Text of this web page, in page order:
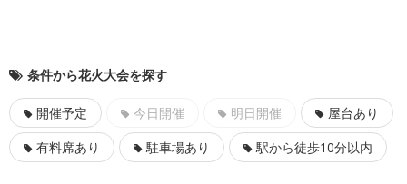
条件から花火大会を探す
開催予定 今日開催 明日開催
屋台あり
有料席あり
駐車場あり 駅から徒歩10分以内